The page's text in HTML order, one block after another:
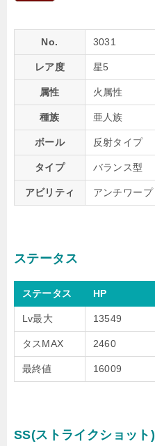
No. 3031
レア度 星5
属性 火属性
種族 亜人族
ボール 反射タイプ
タイプ バランス型
アビリティ アンチワープ
ステータス
ステータス HP
Lv最大 13549
タスMAX 2460
最終値 16009
SS(ストライクショット)